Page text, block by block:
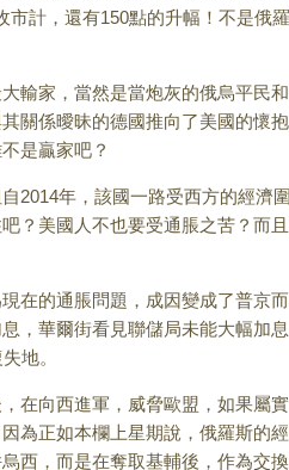
計，還有150點的升幅！不是
家，當然是當炮灰的俄烏平民
關係曖昧的德國推向了美國的懷
是贏家吧？
年，該國一路受西方的經濟
？美國人不也要受通脹之苦？
的通脹問題，成因變成了普京
，華爾街看見聯儲局未能大幅加
地。
向西進軍，威脅歐盟，如果屬
為正如本欄上星期說，俄羅斯的
西，而是在奪取基輔後，作為交